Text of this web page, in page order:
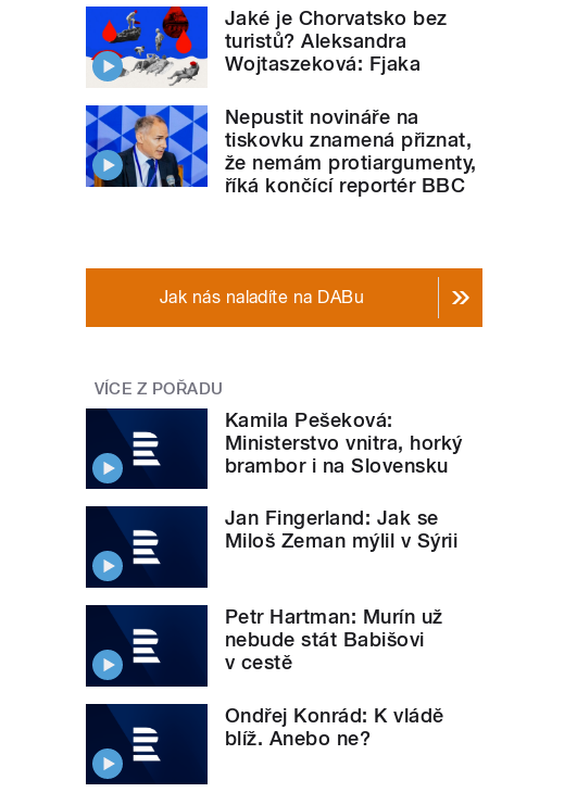
Jaké je Chorvatsko bez
turistů? Aleksandra
Wojtaszeková: Fjaka
Nepustit novináře na
tiskovku znamená přiznat,
že nemám protiargumenty,
říká končící reportér BBC
Jak nás naladíte na DABu
VÍCE Z POŘADU
Kamila Pešeková:
Ministerstvo vnitra, horký
brambor i na Slovensku
Jan Fingerland: Jak se
Miloš Zeman mýlil v Sýrii
Petr Hartman: Murín už
nebude stát Babišovi
v cestě
Ondřej Konrád: K vládě
blíž. Anebo ne?